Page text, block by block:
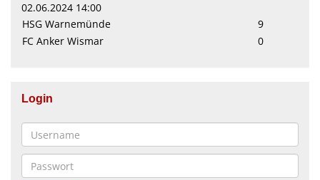
02.06.2024 14:00
HSG Warnemünde
9
FC Anker Wismar
0
Login